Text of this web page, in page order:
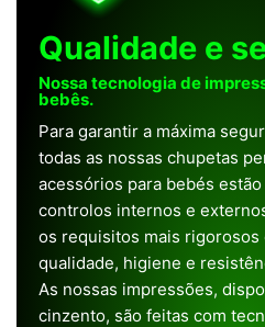
Qualidade e
Nossa tecnologia de
bebês.
Para garantir a máxima
todas as nossas chupetas
acessórios para bebés
controlos internos e
os requisitos mais rigorosos
qualidade, higiene e
As nossas impressões,
cinzento, são feitas com